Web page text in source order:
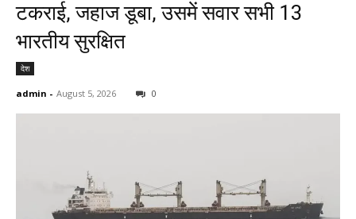
टकराई, जहाज डूबा, उसमें सवार सभी 13
भारतीय सुरक्षित
देश
admin - August 5, 2026 0